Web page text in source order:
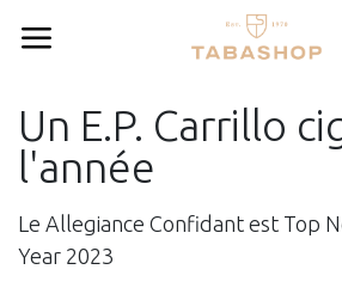
Un E.P. Carrillo
l'année
Le Allegiance Confidant est Top
Year 2023